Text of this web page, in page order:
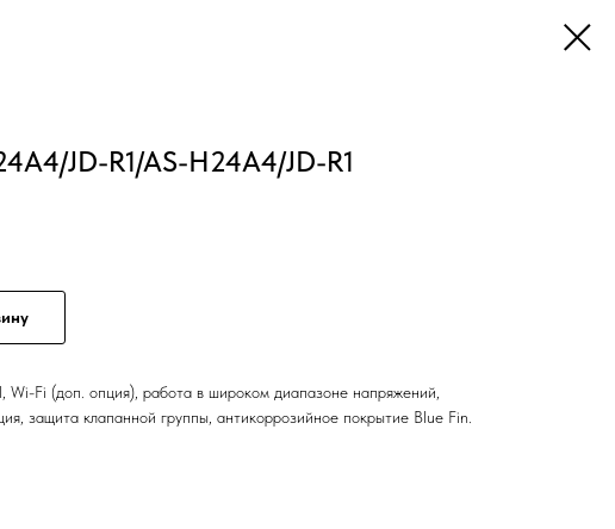
JD-R1/AS-H24A4/JD-R1
Wi-Fi (доп. опция), работа в широком диапазоне напряжений,
защита клапанной группы, антикоррозийное покрытие Blue Fin.